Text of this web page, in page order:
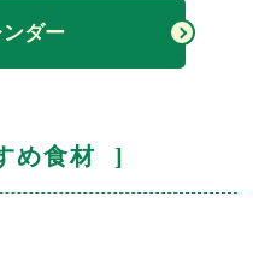
ダー
め食材